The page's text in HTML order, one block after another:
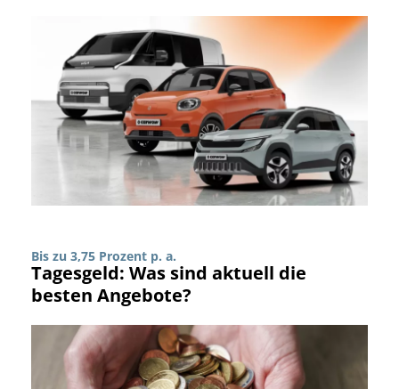
Bis zu 3,75 Prozent p. a.
Tagesgeld: Was sind aktuell die
besten Angebote?